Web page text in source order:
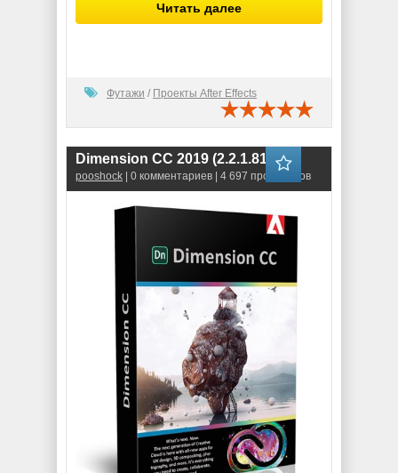
Читать далее
Футажи / Проекты After Effects
Dimension CC 2019 (2.2.1.819)
pooshock | 0 комментариев | 4 697 просмотров